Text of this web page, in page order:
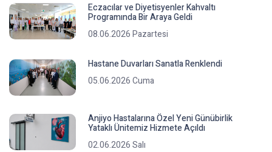
Eczacılar ve Diyetisyenler Kahvaltı
Programında Bir Araya Geldi
08.06.2026 Pazartesi
Hastane Duvarları Sanatla Renklendi
05.06.2026 Cuma
Anjiyo Hastalarına Özel Yeni Günübirlik
Yataklı Ünitemiz Hizmete Açıldı
02.06.2026 Salı